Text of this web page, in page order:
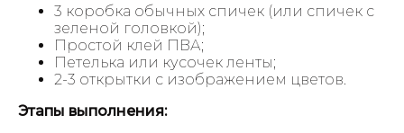
3 коробка обычных спичек (или спичек с
зеленой головкой);
Простой клей ПВА;
Петелька или кусочек ленты;
2-3 открытки с изображением цветов.
Этапы выполнения: